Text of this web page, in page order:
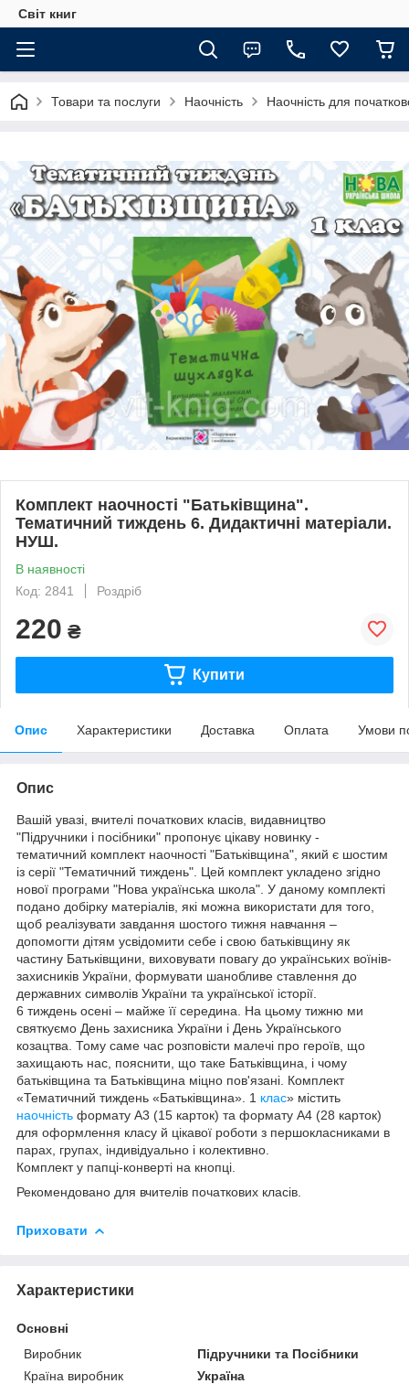
Світ книг
Товари та послуги Наочність Наочність для
Комплект наочності "Батьківщина".
Тематичний тиждень 6. Дидактичні матеріали.
НУШ.
В наявності
Код: 2841
Роздріб
220 ₴
Купити
Опис Характеристики Доставка Оплата Умови
Опис
Вашій увазі, вчителі початкових класів, видавництво
"Підручники і посібники" пропонує цікаву новинку -
тематичний комплект наочності "Батьківщина", який є шостим
із серії "Тематичний тиждень". Цей комплект укладено згідно
нової програми "Нова українська школа". У даному комплекті
подано добірку матеріалів, які можна використати для того,
щоб реалізувати завдання шостого тижня навчання –
допомогти дітям усвідомити себе і свою батьківщину як
частину Батьківщини, виховувати повагу до українських воїнів-
захисників України, формувати шанобливе ставлення до
державних символів України та української історії.
6 тиждень осені – майже її середина. На цьому тижню ми
святкуємо День захисника України і День Українського
козацтва. Тому саме час розповісти малечі про героїв, що
захищають нас, пояснити, що таке Батьківщина, і чому
батьківщина та Батьківщина міцно пов'язані. Комплект
«Тематичний тиждень «Батьківщина». 1 клас» містить
наочність формату А3 (15 карток) та формату А4 (28 карток)
для оформлення класу й цікавої роботи з першокласниками в
парах, групах, індивідуально і колективно.
Комплект у папці-конверті на кнопці.
Рекомендовано для вчителів початкових класів.
Приховати
Характеристики
Основні
Виробник
Підручники та Посібники
Країна виробник
Україна